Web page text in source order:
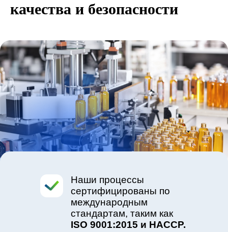
качества и безопасности
Наши процессы
сертифицированы по
международным
стандартам, таким как
ISO 9001:2015 и HACCP.